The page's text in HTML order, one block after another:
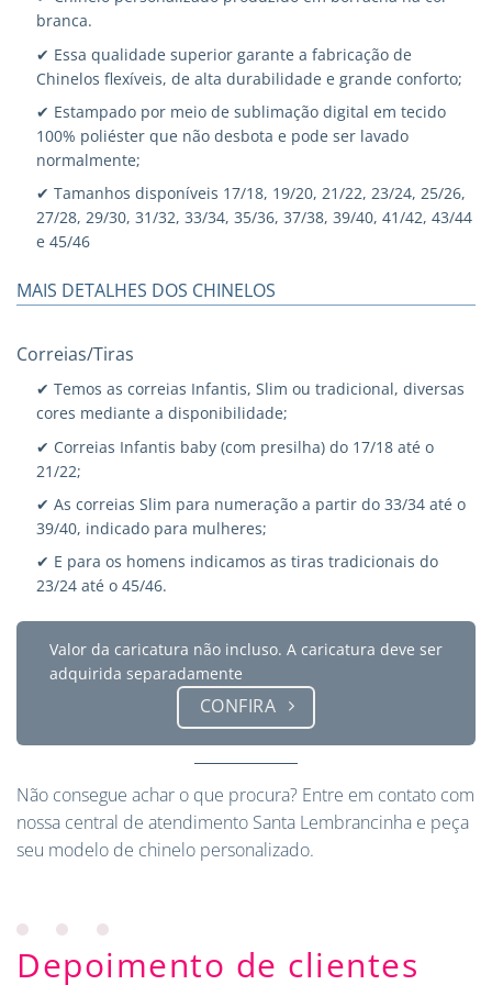
branca.
✔ Essa qualidade superior garante a fabricação de
Chinelos flexíveis, de alta durabilidade e grande conforto;
✔ Estampado por meio de sublimação digital em tecido
100% poliéster que não desbota e pode ser lavado
normalmente;
✔ Tamanhos disponíveis 17/18, 19/20, 21/22, 23/24, 25/26,
27/28, 29/30, 31/32, 33/34, 35/36, 37/38, 39/40, 41/42, 43/44
e 45/46
MAIS DETALHES DOS CHINELOS
Correias/Tiras
✔ Temos as correias Infantis, Slim ou tradicional, diversas
cores mediante a disponibilidade;
✔ Correias Infantis baby (com presilha) do 17/18 até o
21/22;
✔ As correias Slim para numeração a partir do 33/34 até o
39/40, indicado para mulheres;
✔ E para os homens indicamos as tiras tradicionais do
23/24 até o 45/46.
Valor da caricatura não incluso. A caricatura deve ser
adquirida separadamente
CONFIRA
Não consegue achar o que procura? Entre em contato com
nossa central de atendimento Santa Lembrancinha e peça
seu modelo de chinelo personalizado.
Depoimento de clientes